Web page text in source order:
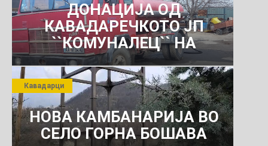
ДОНАЦИЈА ОД
КАВАДАРЕЧКОТО ЈП
``КОМУНАЛЕЦ`` НА
РОСОМАНСКОТО ЈАВНО
ПРЕТПРИЈАТИЕ ЗА
КОМУНАЛНО УСЛУГИ
НОВА КАМБАНАРИЈА ВО
СЕЛО ГОРНА БОШАВА
Кавадарци